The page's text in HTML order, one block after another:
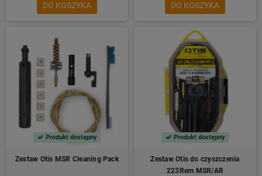
DO KOSZYKA DO KOSZYKA
Produkt dostępny
Zestaw Otis MSR Cleaning Pack
Produkt dostępny
Zestaw Otis do czyszczenia
223Rem MSR/AR